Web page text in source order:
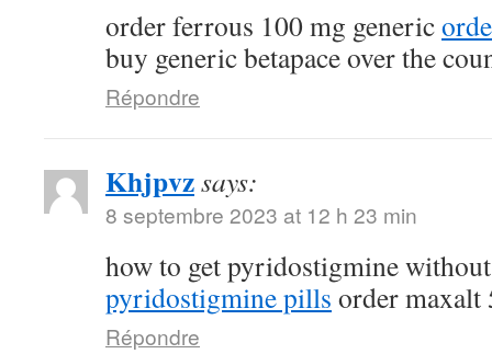
order ferrous 100 mg generic
buy generic betapace over the
Répondre
Khjpvzsays:
8 septembre 2023 at 12 h 23 min
how to get pyridostigmine
pyridostigmine pills order
Répondre